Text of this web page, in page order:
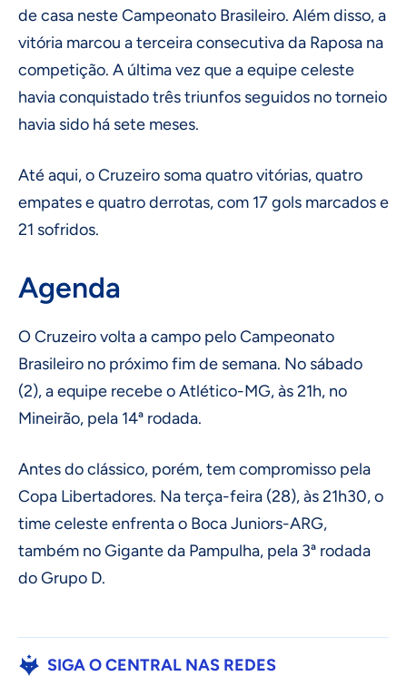
de casa neste Campeonato Brasileiro. Além disso, a
vitória marcou a terceira consecutiva da Raposa na
competição. A última vez que a equipe celeste
havia conquistado três triunfos seguidos no torneio
havia sido há sete meses.
Até aqui, o Cruzeiro soma quatro vitórias, quatro
empates e quatro derrotas, com 17 gols marcados e
21 sofridos.
Agenda
O Cruzeiro volta a campo pelo Campeonato
Brasileiro no próximo fim de semana. No sábado
(2), a equipe recebe o Atlético-MG, às 21h, no
Mineirão, pela 14ª rodada.
Antes do clássico, porém, tem compromisso pela
Copa Libertadores. Na terça-feira (28), às 21h30, o
time celeste enfrenta o Boca Juniors-ARG,
também no Gigante da Pampulha, pela 3ª rodada
do Grupo D.
SIGA O CENTRAL NAS REDES